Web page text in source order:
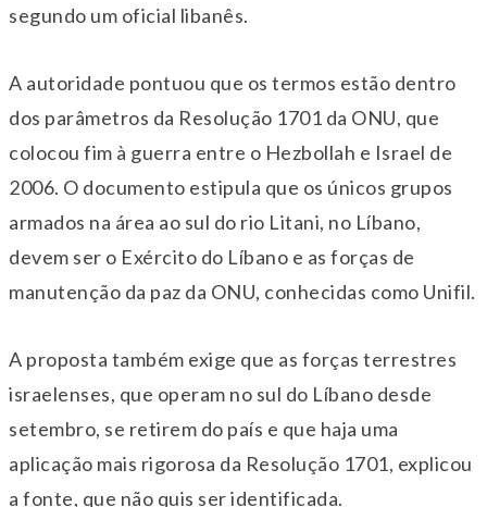
segundo um oficial libanês.
A autoridade pontuou que os termos estão dentro
dos parâmetros da Resolução 1701 da ONU, que
colocou fim à guerra entre o Hezbollah e Israel de
2006. O documento estipula que os únicos grupos
armados na área ao sul do rio Litani, no Líbano,
devem ser o Exército do Líbano e as forças de
manutenção da paz da ONU, conhecidas como Unifil.
A proposta também exige que as forças terrestres
israelenses, que operam no sul do Líbano desde
setembro, se retirem do país e que haja uma
aplicação mais rigorosa da Resolução 1701, explicou
a fonte, que não quis ser identificada.